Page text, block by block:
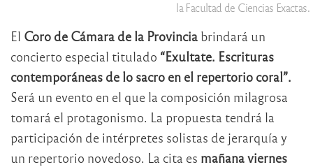
la Facultad de Ciencias Exactas.
El Coro de Cámara de la Provincia brindará un
concierto especial titulado “Exultate. Escrituras
contemporáneas de lo sacro en el repertorio coral”.
Será un evento en el que la composición milagrosa
tomará el protagonismo. La propuesta tendrá la
participación de intérpretes solistas de jerarquía y
un repertorio novedoso. La cita es mañana viernes